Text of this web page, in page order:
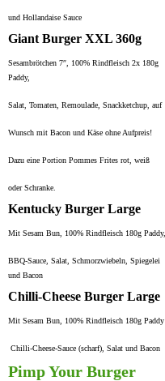
und Hollandaise Sauce
Giant Burger XXL 360g
Sesambrötchen 7″, 100% Rindfleisch 2x 180g
Paddy,
Salat, Tomaten, Remoulade, Snackketchup, auf
Wunsch mit Bacon und Käse ohne Aufpreis!
Dazu eine Portion Pommes Frites rot, weiß
oder Schranke.
Kentucky Burger Large
Mit Sesam Bun, 100% Rindfleisch 180g Paddy,
BBQ-Sauce, Salat, Schmorzwiebeln, Spiegelei
und Bacon
Chilli-Cheese Burger Large
Mit Sesam Bun, 100% Rindfleisch 180g Paddy
Chilli-Cheese-Sauce (scharf), Salat und Bacon
Pimp Your Burger